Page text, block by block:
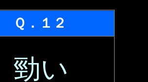
Ｑ．１２
勁い